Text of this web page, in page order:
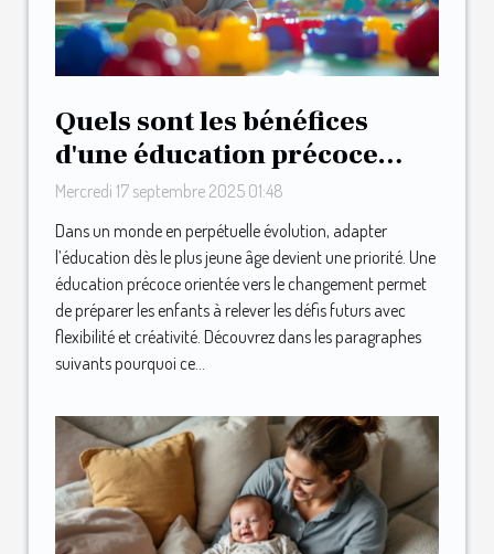
Quels sont les bénéfices
d'une éducation précoce
orientée vers le changement
?
Mercredi 17 septembre 2025 01:48
Dans un monde en perpétuelle évolution, adapter
l’éducation dès le plus jeune âge devient une priorité. Une
éducation précoce orientée vers le changement permet
de préparer les enfants à relever les défis futurs avec
flexibilité et créativité. Découvrez dans les paragraphes
suivants pourquoi ce...